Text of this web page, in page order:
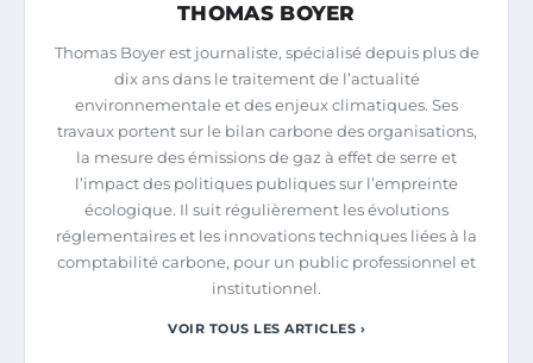
THOMAS BOYER
Thomas Boyer est journaliste, spécialisé depuis plus de
dix ans dans le traitement de l’actualité
environnementale et des enjeux climatiques. Ses
travaux portent sur le bilan carbone des organisations,
la mesure des émissions de gaz à effet de serre et
l’impact des politiques publiques sur l’empreinte
écologique. Il suit régulièrement les évolutions
réglementaires et les innovations techniques liées à la
comptabilité carbone, pour un public professionnel et
institutionnel.
VOIR TOUS LES ARTICLES ›